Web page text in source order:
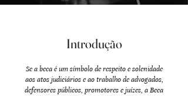
Introdução
Se a beca é um símbolo de respeito e solenidade
aos atos judiciários e ao trabalho de advogados,
defensores públicos, promotores e juízes, a Beca